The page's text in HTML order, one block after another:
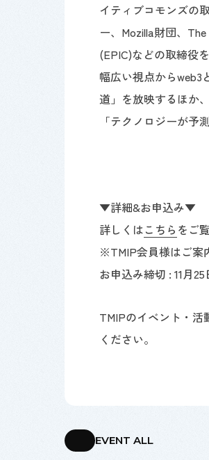
イティブコモンズの
ー、Mozilla財団、
(EPIC)などの取締役
幅広い視点からweb3
道」を放映するほか
「テクノロジーが予
▼詳細&お申込み▼
詳しくはこちら をご
※TMIP会員様はご案
お申込み締切 : 11月25
TMIPのイベント・活
ください。
EVENT ALL